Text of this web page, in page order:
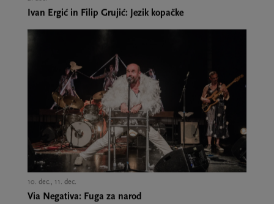
Ivan Ergić in Filip Grujić: Jezik kopačke
10. dec., 11. dec.,
Via Negativa: Fuga za narod